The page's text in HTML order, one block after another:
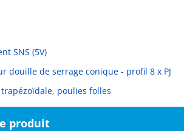
SNS (5V)
douille de serrage conique - profil 8 x PJ
poulies folles
produit